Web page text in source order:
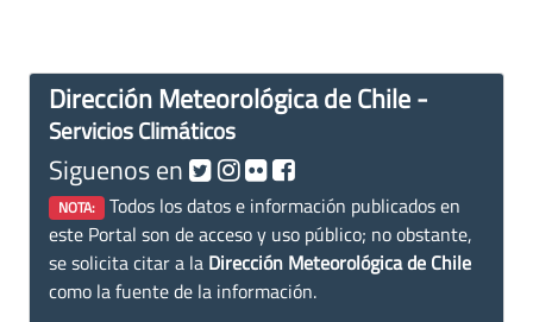
Dirección Meteorológica de Chile -
Servicios Climáticos
Siguenos en
NOTA: Todos los datos e información publicados en
este Portal son de acceso y uso público; no obstante,
se solicita citar a la Dirección Meteorológica de Chile
como la fuente de la información.